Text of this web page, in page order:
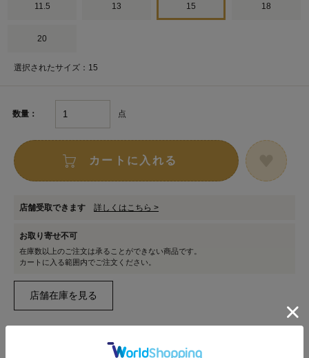
11.5 13 15 18
20
選択されたサイズ：15
数量： 点
カートに入れる
店舗受取できます 詳しくはこちら >
お取り寄せ不可
在庫数以上のご注文は承ることができない商品です。
カートに入る範囲内でご注文ください。